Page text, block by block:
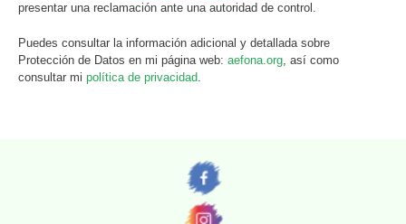
presentar una reclamación ante una autoridad de control.
Puedes consultar la información adicional y detallada sobre
Protección de Datos en mi página web: aefona.org , así como
consultar mi política de privacidad